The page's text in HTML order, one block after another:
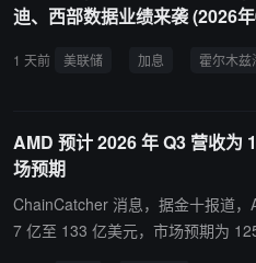
迪、西部数据业绩来袭 (2026
1 天前 美联储 加息 霍尔木兹
AMD 预计 2026 年 Q3 营收为
场预期
ChainCatcher 消息，据金十报道
7 亿至 133 亿美元，市场预期为